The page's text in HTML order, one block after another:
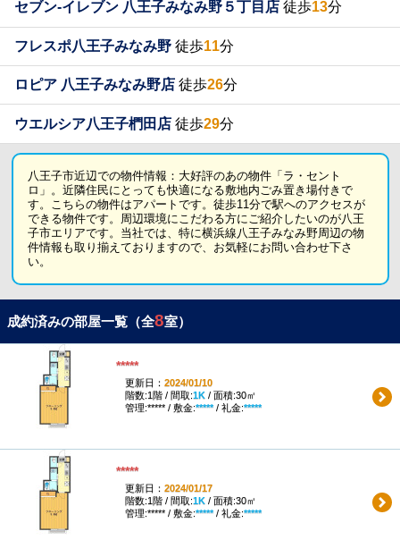
セブン-イレブン 八王子みなみ野５丁目店 徒歩13分
フレスポ八王子みなみ野 徒歩11分
ロピア 八王子みなみ野店 徒歩26分
ウエルシア八王子椚田店 徒歩29分
八王子市近辺での物件情報：大好評のあの物件「ラ・セント
ロ」。近隣住民にとっても快適になる敷地内ごみ置き場付きで
す。こちらの物件はアパートです。徒歩11分で駅へのアクセスが
できる物件です。周辺環境にこだわる方にご紹介したいのが八王
子市エリアです。当社では、特に横浜線八王子みなみ野周辺の物
件情報も取り揃えておりますので、お気軽にお問い合わせ下さ
い。
成約済みの部屋一覧（全8室）
*****
更新日： 2024/01/10
階数:1階 / 間取:1K/ 面積:30㎡
管理:***** / 敷金:*****/ 礼金:*****
*****
更新日： 2024/01/17
階数:1階 / 間取:1K/ 面積:30㎡
管理:***** / 敷金:*****/ 礼金:*****